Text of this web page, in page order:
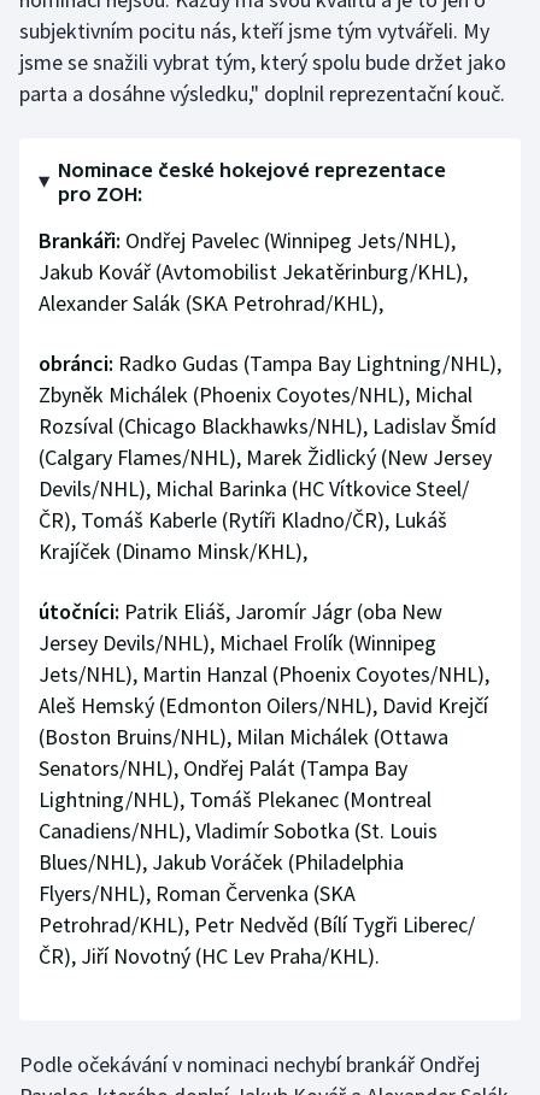
Stolní tenis
Triatlon
Vodní slalom
Volejbal
subjektivním pocitu nás, kteří jsme tým vytvářeli. My
jsme se snažili vybrat tým, který spolu bude držet jako
parta a dosáhne výsledku," doplnil reprezentační kouč.
Nominace české hokejové reprezentace
pro ZOH:
Brankáři: Ondřej Pavelec (Winnipeg Jets/NHL),
Jakub Kovář (Avtomobilist Jekatěrinburg/KHL),
Alexander Salák (SKA Petrohrad/KHL),
obránci: Radko Gudas (Tampa Bay Lightning/NHL),
Zbyněk Michálek (Phoenix Coyotes/NHL), Michal
Rozsíval (Chicago Blackhawks/NHL), Ladislav Šmíd
(Calgary Flames/NHL), Marek Židlický (New Jersey
Devils/NHL), Michal Barinka (HC Vítkovice Steel/
ČR), Tomáš Kaberle (Rytíři Kladno/ČR), Lukáš
Krajíček (Dinamo Minsk/KHL),
útočníci: Patrik Eliáš, Jaromír Jágr (oba New
Jersey Devils/NHL), Michael Frolík (Winnipeg
Jets/NHL), Martin Hanzal (Phoenix Coyotes/NHL),
Aleš Hemský (Edmonton Oilers/NHL), David Krejčí
(Boston Bruins/NHL), Milan Michálek (Ottawa
Senators/NHL), Ondřej Palát (Tampa Bay
Lightning/NHL), Tomáš Plekanec (Montreal
Canadiens/NHL), Vladimír Sobotka (St. Louis
Blues/NHL), Jakub Voráček (Philadelphia
Flyers/NHL), Roman Červenka (SKA
Petrohrad/KHL), Petr Nedvěd (Bílí Tygři Liberec/
ČR), Jiří Novotný (HC Lev Praha/KHL).
Podle očekávání v nominaci nechybí brankář Ondřej